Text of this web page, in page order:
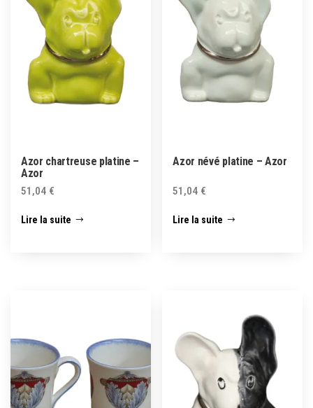
Azor chartreuse platine –
Azor
51,04 €
Lire la suite
Azor névé platine – Azor
51,04 €
Lire la suite